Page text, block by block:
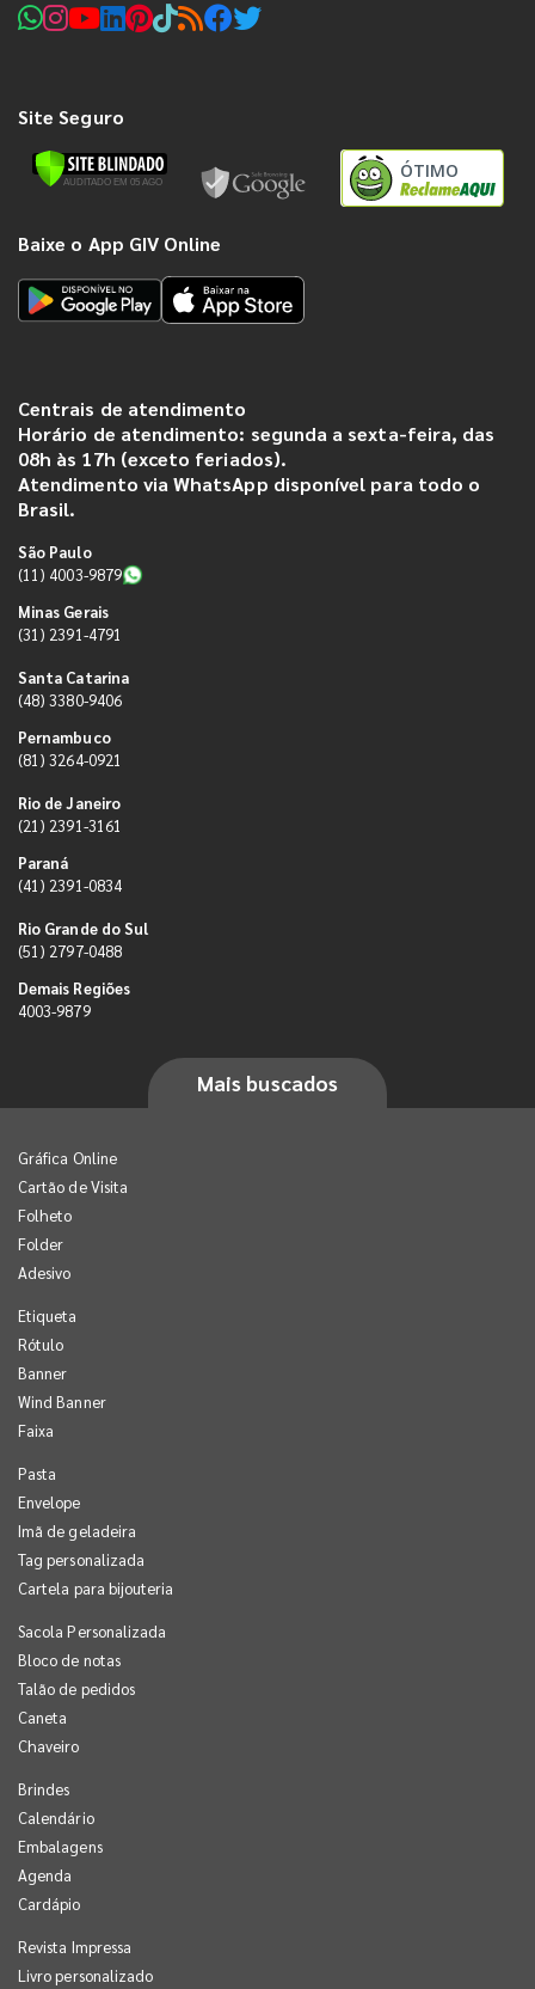
Site Seguro
ÓTIMO
Baixe o App GIV Online
Centrais de atendimento
Horário de atendimento: segunda a sexta-feira, das
08h às 17h (exceto feriados).
Atendimento via WhatsApp disponível para todo o
Brasil.
São Paulo
(11) 4003-9879
Minas Gerais
(31) 2391-4791
Santa Catarina
(48) 3380-9406
Pernambuco
(81) 3264-0921
Rio de Janeiro
(21) 2391-3161
Paraná
(41) 2391-0834
Rio Grande do Sul
(51) 2797-0488
Demais Regiões
4003-9879
Mais buscados
Gráfica Online
Cartão de Visita
Folheto
Folder
Adesivo
Etiqueta
Rótulo
Banner
Wind Banner
Faixa
Pasta
Envelope
Imã de geladeira
Tag personalizada
Cartela para bijouteria
Sacola Personalizada
Bloco de notas
Talão de pedidos
Caneta
Chaveiro
Brindes
Calendário
Embalagens
Agenda
Cardápio
Revista Impressa
Livro personalizado